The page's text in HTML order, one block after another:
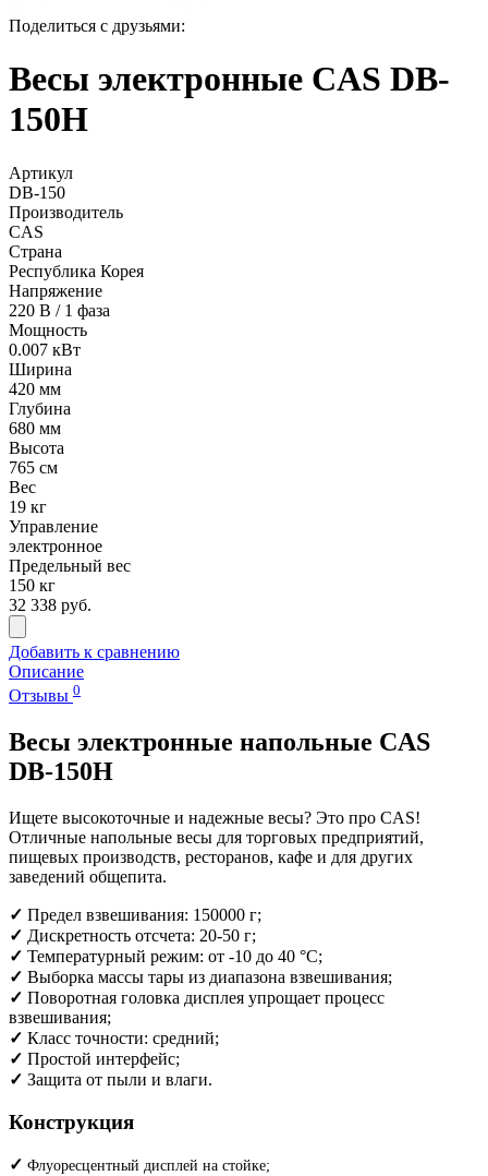
Поделиться с друзьями:
Весы электронные CAS DB-
150H
Артикул
DB-150
Производитель
CAS
Страна
Республика Корея
Напряжение
220 В / 1 фаза
Мощность
0.007 кВт
Ширина
420 мм
Глубина
680 мм
Высота
765 см
Вес
19 кг
Управление
электронное
Предельный вес
150 кг
32 338 руб.
Добавить к сравнению
Описание
Отзывы 0
Весы электронные напольные CAS
DB-150H
Ищете высокоточные и надежные весы? Это про CAS!
Отличные напольные весы для торговых предприятий,
пищевых производств, ресторанов, кафе и для других
заведений общепита.
✓ Предел взвешивания: 150000 г;
✓ Дискретность отсчета: 20-50 г;
✓ Температурный режим: от -10 до 40 °С;
✓ Выборка массы тары из диапазона взвешивания;
✓ Поворотная головка дисплея упрощает процесс
взвешивания;
✓ Класс точности: средний;
✓ Простой интерфейс;
✓ Защита от пыли и влаги.
Конструкция
✓ Флуоресцентный дисплей на стойке;